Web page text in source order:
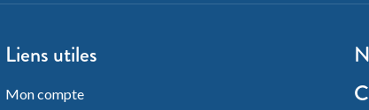
Liens utiles
Mon compte